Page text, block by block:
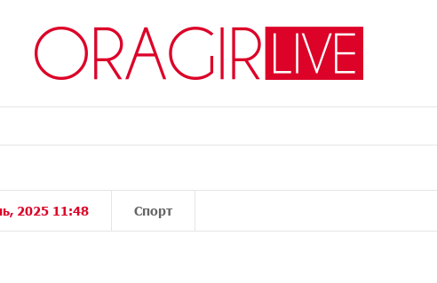
2025 11:48 Спорт